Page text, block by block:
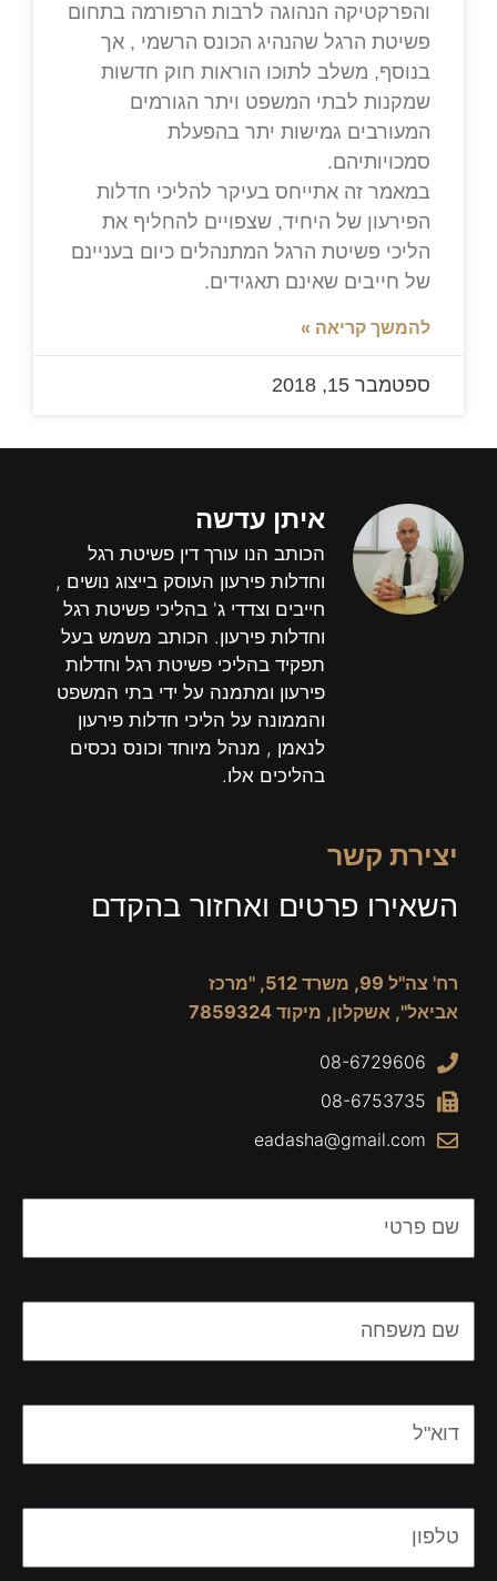
והפרקטיקה הנהוגה לרבות הרפורמה בתחום
פשיטת הרגל שהנהיג הכונס הרשמי , אך
בנוסף, משלב לתוכו הוראות חוק חדשות
שמקנות לבתי המשפט ויתר הגורמים
המעורבים גמישות יתר בהפעלת
סמכויותיהם.
במאמר זה אתייחס בעיקר להליכי חדלות
הפירעון של היחיד, שצפויים להחליף את
הליכי פשיטת הרגל המתנהלים כיום בעניינם
של חייבים שאינם תאגידים.
להמשך קריאה »
ספטמבר 15, 2018
איתן עדשה
הכותב הנו עורך דין פשיטת רגל
וחדלות פירעון העוסק בייצוג נושים ,
חייבים וצדדי ג' בהליכי פשיטת רגל
וחדלות פירעון. הכותב משמש בעל
תפקיד בהליכי פשיטת רגל וחדלות
פירעון ומתמנה על ידי בתי המשפט
והממונה על הליכי חדלות פירעון
לנאמן , מנהל מיוחד וכונס נכסים
בהליכים אלו.
יצירת קשר
השאירו פרטים ואחזור בהקדם
רח' צה"ל 99, משרד 512, "מרכז
אביאל", אשקלון, מיקוד 7859324
08-6729606
08-6753735
eadasha@gmail.com